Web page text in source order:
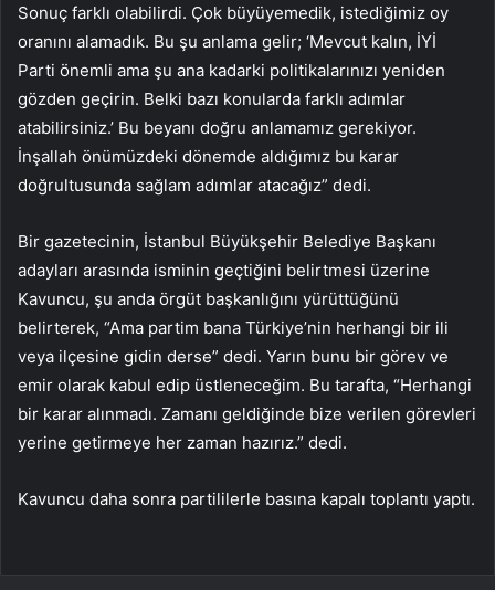
Sonuç farklı olabilirdi. Çok büyüyemedik, istediğimiz oy
oranını alamadık. Bu şu anlama gelir; ‘Mevcut kalın, İYİ
Parti önemli ama şu ana kadarki politikalarınızı yeniden
gözden geçirin. Belki bazı konularda farklı adımlar
atabilirsiniz.’ Bu beyanı doğru anlamamız gerekiyor.
İnşallah önümüzdeki dönemde aldığımız bu karar
doğrultusunda sağlam adımlar atacağız” dedi.
Bir gazetecinin, İstanbul Büyükşehir Belediye Başkanı
adayları arasında isminin geçtiğini belirtmesi üzerine
Kavuncu, şu anda örgüt başkanlığını yürüttüğünü
belirterek, “Ama partim bana Türkiye’nin herhangi bir ili
veya ilçesine gidin derse” dedi. Yarın bunu bir görev ve
emir olarak kabul edip üstleneceğim. Bu tarafta, “Herhangi
bir karar alınmadı. Zamanı geldiğinde bize verilen görevleri
yerine getirmeye her zaman hazırız.” dedi.
Kavuncu daha sonra partililerle basına kapalı toplantı yaptı.